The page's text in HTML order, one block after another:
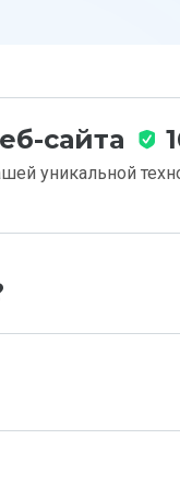
сайта
уникальной